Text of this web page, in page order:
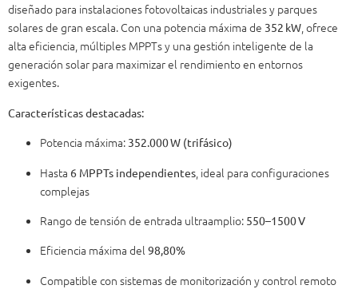
diseñado para instalaciones fotovoltaicas industriales y parques
solares de gran escala. Con una potencia máxima de 352 kW, ofrece
alta eficiencia, múltiples MPPTs y una gestión inteligente de la
generación solar para maximizar el rendimiento en entornos
exigentes.
Características destacadas:
Potencia máxima: 352.000 W (trifásico)
Hasta 6 MPPTs independientes , ideal para configuraciones
complejas
Rango de tensión de entrada ultraamplio: 550–1500 V
Eficiencia máxima del 98,80%
Compatible con sistemas de monitorización y control remoto